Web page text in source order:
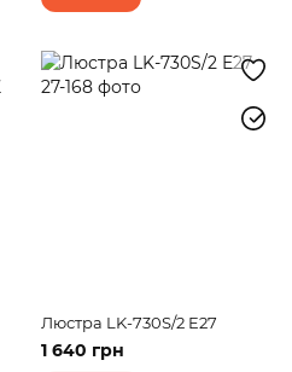
Люстра LK-730S/2 E27
1 640 грн